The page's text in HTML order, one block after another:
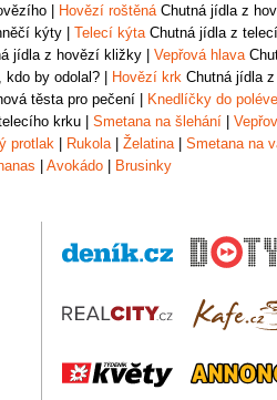
Hovězí roštěná Chutná jídla z
kýty Telecí kýta Chutná jídla z
jídla z hovězí kližky Vepřová hlava
kdo by odolal? Hovězí krk Chutná jídla
těsta pro pečení Knedlíčky do
krku Smetana na šlehání
protlak Rukola Želatina Smetana na
Avokádo Brusinky